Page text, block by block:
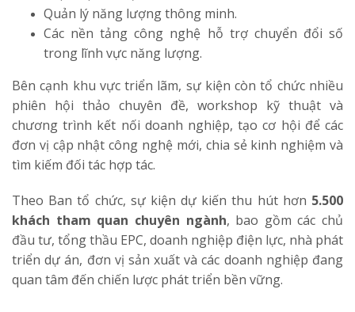
Quản lý năng lượng thông minh.
Các nền tảng công nghệ hỗ trợ chuyển đổi số
trong lĩnh vực năng lượng.
Bên cạnh khu vực triển lãm, sự kiện còn tổ chức nhiều
phiên hội thảo chuyên đề, workshop kỹ thuật và
chương trình kết nối doanh nghiệp, tạo cơ hội để các
đơn vị cập nhật công nghệ mới, chia sẻ kinh nghiệm và
tìm kiếm đối tác hợp tác.
Theo Ban tổ chức, sự kiện dự kiến thu hút hơn 5.500
khách tham quan chuyên ngành, bao gồm các chủ
đầu tư, tổng thầu EPC, doanh nghiệp điện lực, nhà phát
triển dự án, đơn vị sản xuất và các doanh nghiệp đang
quan tâm đến chiến lược phát triển bền vững.